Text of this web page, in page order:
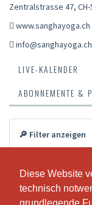
Diese Website
technisch
Diese Website
technisch
Zentralstrasse 47, CH-
www.sanghayoga.ch
info@sanghayoga.ch
LIVE-KALENDER
ABONNEMENTE &
🔎 Filter anzeigen